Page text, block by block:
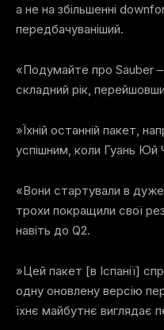
а не на збільшенні
передбачуваніший.
«Подумайте про Sauber
складний рік,
»Їхній останній пакет,
успішним, коли Гуань Юй
«Вони стартували в дуже
трохи покращили свої
навіть до Q2.
»Цей пакет [в Іспанії]
одну оновлену версію
їхнє майбутнє виглядає